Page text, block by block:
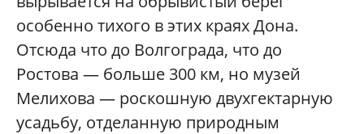
особенно тихого в этих краях Дона.
Отсюда что до Волгограда, что до
Ростова — больше 300 км, но музей
Мелихова — роскошную двухгектарную
усадьбу, отделанную природным